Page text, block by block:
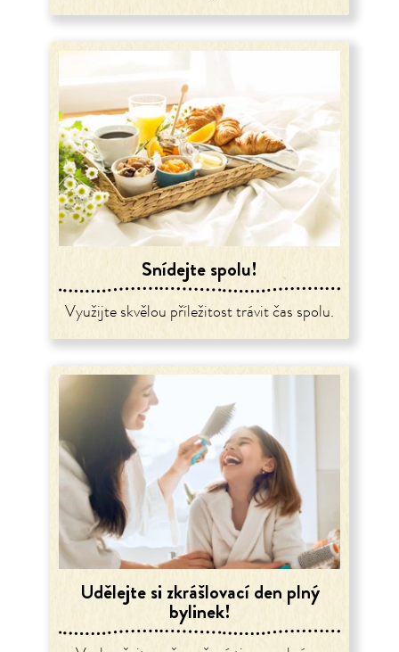
Snídejte spolu!
Využijte skvělou příležitost trávit čas spolu.
Udělejte si zkrášlovací den plný
bylinek!